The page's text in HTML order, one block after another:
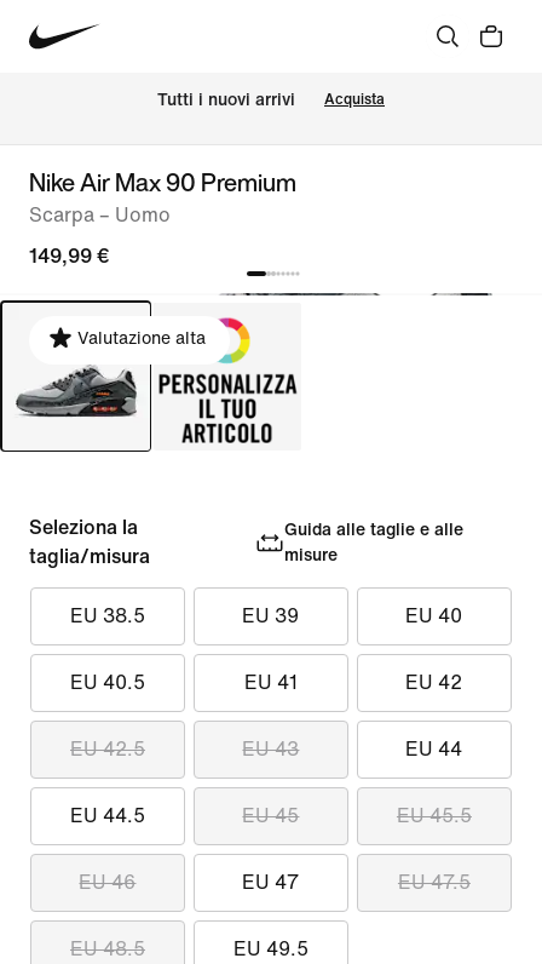
Tutti i nuovi arrivi Acquista
Nike Air Max 90 Premium
Scarpa – Uomo
149,99 €
Valutazione alta
Seleziona la
taglia/misura
Guida alle taglie e alle
misure
EU 38.5 EU 39 EU 40
EU 40.5 EU 41 EU 42
EU 42.5 EU 43 EU 44
EU 44.5 EU 45 EU 45.5
EU 46 EU 47 EU 47.5
EU 48.5 EU 49.5